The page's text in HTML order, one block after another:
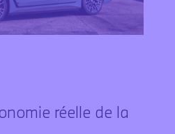
réelle de la